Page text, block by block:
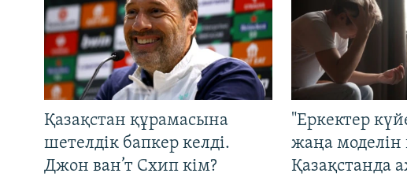
Қазақстан құрамасына
шетелдік бапкер келді.
Джон ван’т Схип кім?
"Еркектер
жаңа
Қазақстанда